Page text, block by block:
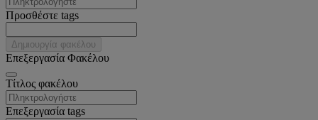
Προσθέστε tags
Δημιουργία φακέλου
Επεξεργασία Φακέλου
Tίτλος φακέλου
Επεξεργασία tags